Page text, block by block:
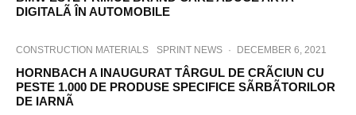
DIGITALÃ ÎN AUTOMOBILE
CONSTRUCTION MATERIALS SPRINT NEWS · DECEMBER 6, 2021
HORNBACH A INAUGURAT TÂRGUL DE CRÃCIUN CU
PESTE 1.000 DE PRODUSE SPECIFICE SÃRBÃTORILOR
DE IARNÃ